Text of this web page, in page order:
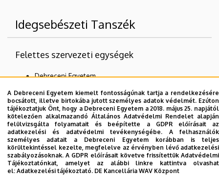
Idegsebészeti Tanszék
Felettes szervezeti egységek
Debreceni Egyetem
Általános Orvostudományi Kar
Dolgozói adatmódosítás igénylése a DE
telefonkönyvében|Külső személyek rögzítése a
DE telefonkönyvében|Súgó|Hibabejelentés
A Debreceni Egyetem kiemelt fontosságúnak tartja a rendelkezésére
bocsátott, illetve birtokába jutott személyes adatok védelmét. Ezúton
tájékoztatjuk Önt, hogy a Debreceni Egyetem a 2018. május 25. napjától
kötelezően alkalmazandó Általános Adatvédelmi Rendelet alapján
felülvizsgálta folyamatait és beépítette a GDPR előírásait az
adatkezelési és adatvédelmi tevékenységébe. A felhasználók
személyes adatait a Debreceni Egyetem korábban is teljes
körültekintéssel kezelte, megfelelve az érvényben lévő adatkezelési
szabályozásoknak. A GDPR előírásait követve frissítettük Adatvédelmi
Tájékoztatónkat, amelyet az alábbi linkre kattintva olvashat
el: Adatkezelési tájékoztató. DE Kancellária WAV Központ